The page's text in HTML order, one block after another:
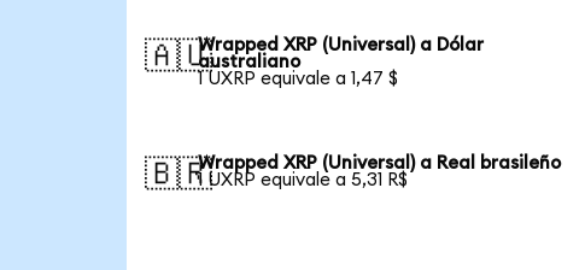
🇦🇺Wrapped XRP (Universal) a Dólar
australiano
1 UXRP equivale a 1,47 $
🇧🇷Wrapped XRP (Universal) a Real brasileño
1 UXRP equivale a 5,31 R$